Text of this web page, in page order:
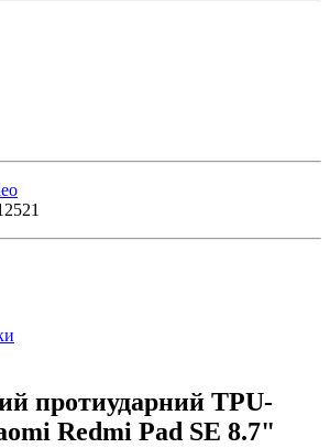
протиударний TPU-
Redmi Pad SE 8.7"